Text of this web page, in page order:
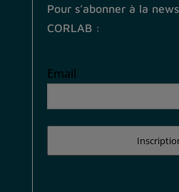
Pour s’abonner à la
CORLAB :
Email